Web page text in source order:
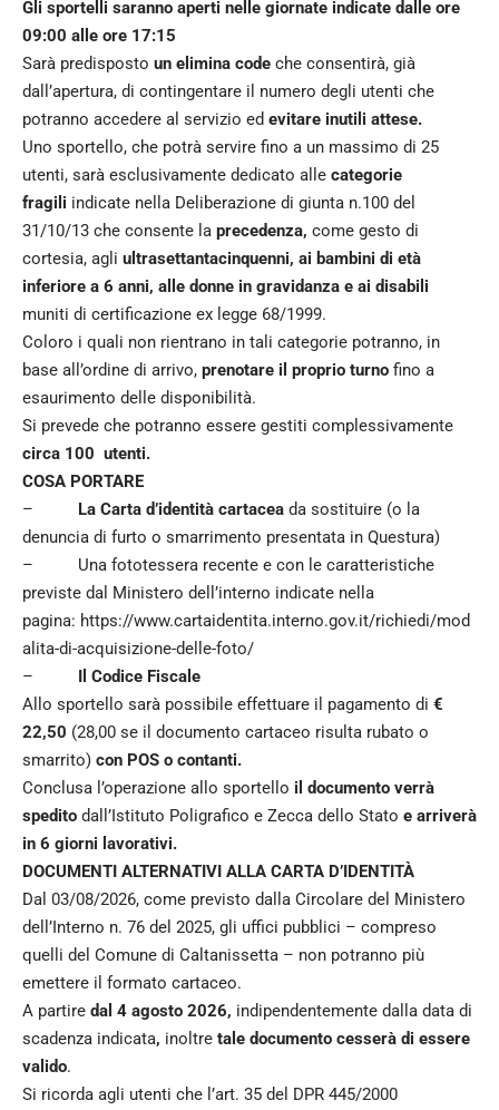
Gli sportelli saranno aperti nelle giornate indicate dalle ore
09:00 alle ore 17:15
Sarà predisposto un elimina code che consentirà, già
dall’apertura, di contingentare il numero degli utenti che
potranno accedere al servizio ed evitare inutili attese.
Uno sportello, che potrà servire fino a un massimo di 25
utenti, sarà esclusivamente dedicato alle categorie
fragili indicate nella Deliberazione di giunta n.100 del
31/10/13 che consente la precedenza, come gesto di
cortesia, agli ultrasettantacinquenni, ai bambini di età
inferiore a 6 anni, alle donne in gravidanza e ai disabili
muniti di certificazione ex legge 68/1999.
Coloro i quali non rientrano in tali categorie potranno, in
base all’ordine di arrivo, prenotare il proprio turno fino a
esaurimento delle disponibilità.
Si prevede che potranno essere gestiti complessivamente
circa 100 utenti.
COSA PORTARE
– La Carta d’identità cartacea da sostituire (o la
denuncia di furto o smarrimento presentata in Questura)
– Una fototessera recente e con le caratteristiche
previste dal Ministero dell’interno indicate nella
pagina: https://www.cartaidentita.interno.gov.it/richiedi/mod
alita-di-acquisizione-delle-foto/
– Il Codice Fiscale
Allo sportello sarà possibile effettuare il pagamento di €
22,50 (28,00 se il documento cartaceo risulta rubato o
smarrito) con POS o contanti.
Conclusa l’operazione allo sportello il documento verrà
spedito dall’Istituto Poligrafico e Zecca dello Stato e arriverà
in 6 giorni lavorativi.
DOCUMENTI ALTERNATIVI ALLA CARTA D’IDENTITÀ
Dal 03/08/2026, come previsto dalla Circolare del Ministero
dell’Interno n. 76 del 2025, gli uffici pubblici – compreso
quelli del Comune di Caltanissetta – non potranno più
emettere il formato cartaceo.
A partire dal 4 agosto 2026, indipendentemente dalla data di
scadenza indicata, inoltre tale documento cesserà di essere
valido.
Si ricorda agli utenti che l’art. 35 del DPR 445/2000